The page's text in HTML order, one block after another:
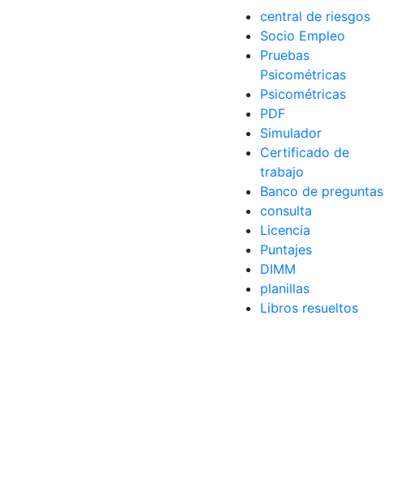
central de riesgos
Socio Empleo
Pruebas
Psicométricas
Psicométricas
PDF
Simulador
Certificado de
trabajo
Banco de preguntas
consulta
Licencia
Puntajes
DIMM
planillas
Libros resueltos